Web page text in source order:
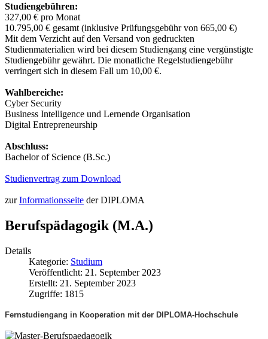
Studiengebühren:
327,00 € pro Monat
10.795,00 € gesamt (inklusive Prüfungsgebühr von 665,00 €)
Mit dem Verzicht auf den Versand von gedruckten
Studienmaterialien wird bei diesem Studiengang eine vergünstigte
Studiengebühr gewährt. Die monatliche Regelstudiengebühr
verringert sich in diesem Fall um 10,00 €.
Wahlbereiche:
Cyber Security
Business Intelligence und Lernende Organisation
Digital Entrepreneurship
Abschluss:
Bachelor of Science (B.Sc.)
Studienvertrag zum Download
zurInformationsseite der DIPLOMA
Berufspädagogik (M.A.)
Details
Kategorie: Studium
Veröffentlicht: 21. September 2023
Erstellt: 21. September 2023
Zugriffe: 1815
Fernstudiengang in Kooperation mit der DIPLOMA-Hochschule